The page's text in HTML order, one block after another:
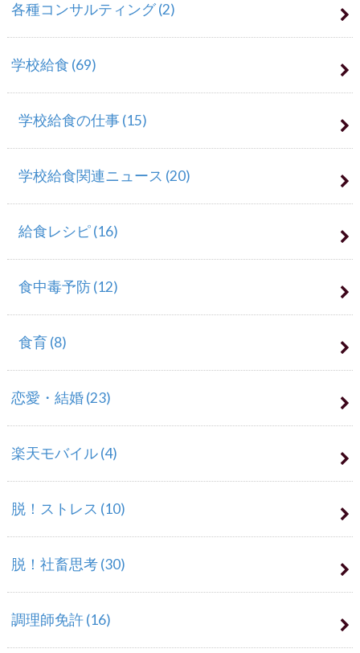
各種コンサルティング(2)
学校給食 (69)
学校給食の仕事(15)
学校給食関連ニュース (20)
給食レシピ(16)
食中毒予防(12)
食育(8)
恋愛・結婚(23)
楽天モバイル(4)
脱！ストレス (10)
脱！社畜思考(30)
調理師免許(16)